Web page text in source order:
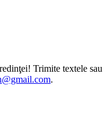
Trimite textele sau
.